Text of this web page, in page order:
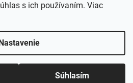
s ich používaním. Viac
Súhlasím
sa u nás a
Z KAŽDÉHO
. Všetky práva vyhradené.Upraviť
| Úprava | Custom =